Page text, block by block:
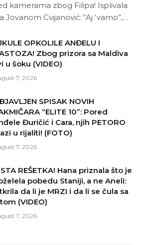
kamerama zbog Filipa! Isplivala
Jovanom Cvijanović: “Aj ‘vamo”,…
OPKOLILE ANĐELU I
Zbog prizora sa Maldiva
u šoku (VIDEO)
7, 2026
SPISAK NOVIH
“ELITE 10”: Pored
Đuričić i Cara, njih PETORO
u rijaliti! (FOTO)
7, 2026
REŠETKA! Hana priznala što je
pobedu Staniji, a ne Aneli:
da li je MRZI i da li se čula sa
(VIDEO)
7, 2026